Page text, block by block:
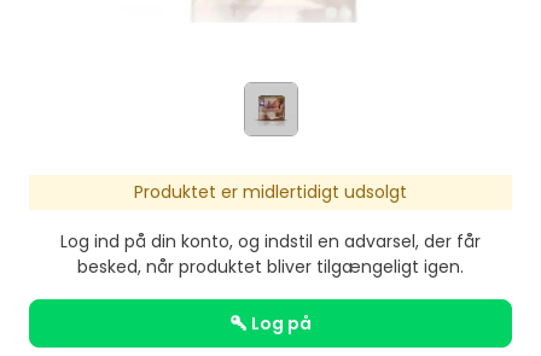
Produktet er midlertidigt udsolgt
Log ind på din konto, og indstil en advarsel, der får
besked, når produktet bliver tilgængeligt igen.
log på